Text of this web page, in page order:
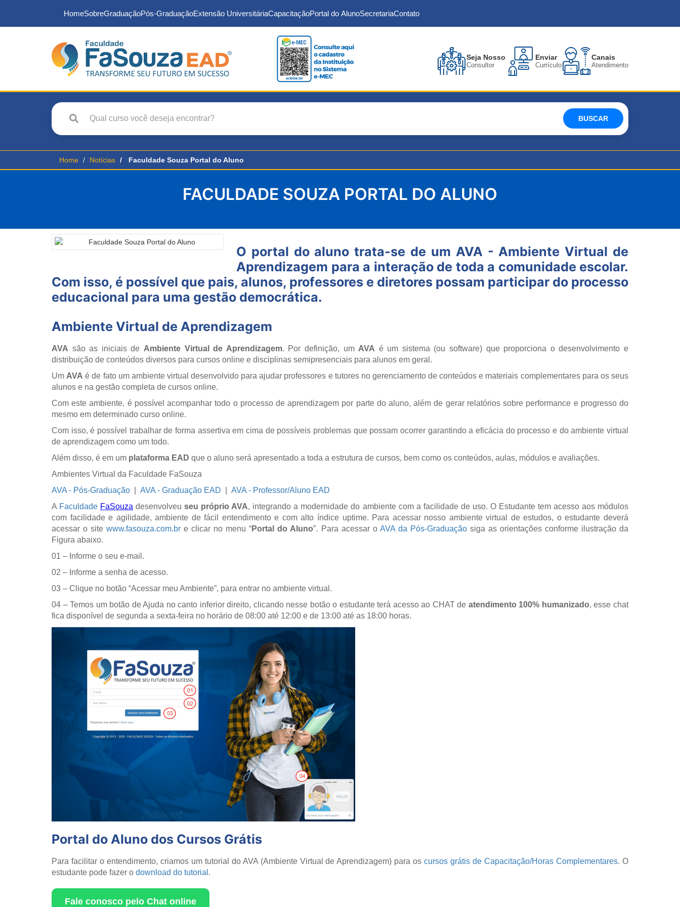
HomeSobreGraduaçãoPós-GraduaçãoExtensão UniversitáriaCapacitaçãoPortal do AlunoSecretariaContato
Seja Nosso
Consultor
Enviar
Currículo
Canais
Atendimento
BUSCAR
Home Notícias Faculdade Souza Portal do Aluno
FACULDADE SOUZA PORTAL DO ALUNO
O portal do aluno trata-se de um AVA - Ambiente Virtual de
Aprendizagem para a interação de toda a comunidade escolar.
Com isso, é possível que pais, alunos, professores e diretores possam participar do processo
educacional para uma gestão democrática.
Ambiente Virtual de Aprendizagem
AVA são as iniciais de Ambiente Virtual de Aprendizagem. Por definição, um AVA é um sistema (ou software) que proporciona o desenvolvimento e
distribuição de conteúdos diversos para cursos online e disciplinas semipresenciais para alunos em geral.
Um AVA é de fato um ambiente virtual desenvolvido para ajudar professores e tutores no gerenciamento de conteúdos e materiais complementares para os seus
alunos e na gestão completa de cursos online.
Com este ambiente, é possível acompanhar todo o processo de aprendizagem por parte do aluno, além de gerar relatórios sobre performance e progresso do
mesmo em determinado curso online.
Com isso, é possível trabalhar de forma assertiva em cima de possíveis problemas que possam ocorrer garantindo a eficácia do processo e do ambiente virtual
de aprendizagem como um todo.
Além disso, é em um plataforma EAD que o aluno será apresentado a toda a estrutura de cursos, bem como os conteúdos, aulas, módulos e avaliações.
Ambientes Virtual da Faculdade FaSouza
AVA - Pós-Graduação
AVA - Graduação EAD
AVA - Professor/Aluno EAD
A Faculdade FaSouza desenvolveuseu próprio AVA, integrando a modernidade do ambiente com a facilidade de uso. O Estudante tem acesso aos módulos
com facilidade e agilidade, ambiente de fácil entendimento e com alto índice uptime. Para acessar nosso ambiente virtual de estudos, o estudante deverá
acessar o sitewww.fasouza.com.br e clicar no menu “Portal do Aluno”. Para acessar o AVA da Pós-Graduaçãosiga as orientações conforme ilustração da
Figura abaixo.
01 – Informe o seu e-mail.
02 – Informe a senha de acesso.
03 – Clique no botão “Acessar meu Ambiente”, para entrar no ambiente virtual.
04 – Temos um botão de Ajuda no canto inferior direito, clicando nesse botão o estudante terá acesso ao CHAT de atendimento 100% humanizado, esse chat
fica disponível de segunda a sexta-feira no horário de 08:00 até 12:00 e de 13:00 até as 18:00 horas.
Portal do Aluno dos Cursos Grátis
Para facilitar o entendimento, criamos um tutorial do AVA (Ambiente Virtual de Aprendizagem) para oscursos grátis de Capacitação/Horas Complementares. O
estudante pode fazer o download do tutorial .
Fale conosco pelo Chat online